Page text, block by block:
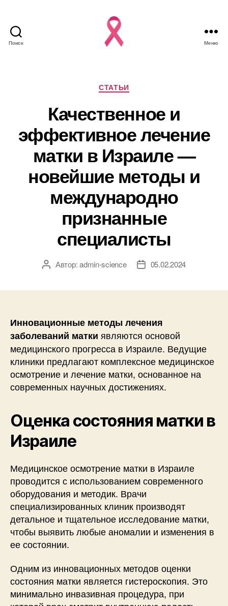
Поиск Меню
Рубрики
СТАТЬИ
Качественное и
эффективное лечение
матки в Израиле —
новейшие методы и
международно
признанные
специалисты
АвторАвтор:admin-science
Дата05.02.2024
Инновационные методы лечения
заболеваний матки являются основой
медицинского прогресса в Израиле. Ведущие
клиники предлагают комплексное медицинское
осмотрение и лечение матки, основанное на
современных научных достижениях.
Оценка состояния матки в
Израиле
Медицинское осмотрение матки в Израиле
проводится с использованием современного
оборудования и методик. Врачи
специализированных клиник производят
детальное и тщательное исследование матки,
чтобы выявить любые аномалии и изменения в
ее состоянии.
Одним из инновационных методов оценки
состояния матки является гистероскопия. Это
минимально инвазивная процедура, при